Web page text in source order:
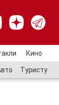
Кино
Туристу